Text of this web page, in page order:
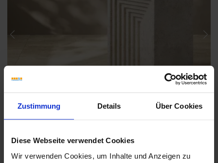
Zustimmung Details Über Cookies
Diese Webseite verwendet Cookies
Wir verwenden Cookies, um Inhalte und Anzeigen zu
Previous